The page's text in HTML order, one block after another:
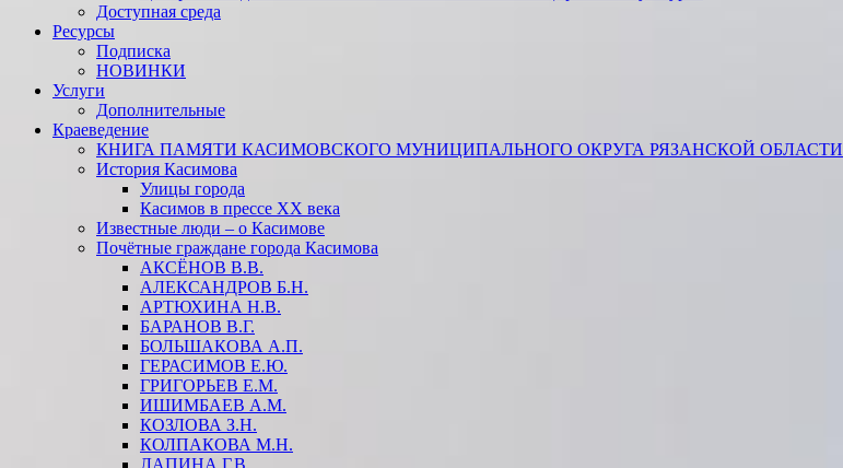
Доступная среда
Ресурсы
Подписка
НОВИНКИ
Услуги
Дополнительные
Краеведение
КНИГА ПАМЯТИ КАСИМОВСКОГО МУНИЦИПАЛЬНОГО ОКРУГА РЯЗАНСКОЙ ОБЛАСТИ
История Касимова
Улицы города
Касимов в прессе XX века
Известные люди – о Касимове
Почётные граждане города Касимова
АКСЁНОВ В.В.
АЛЕКСАНДРОВ Б.Н.
АРТЮХИНА Н.В.
БАРАНОВ В.Г.
БОЛЬШАКОВА А.П.
ГЕРАСИМОВ Е.Ю.
ГРИГОРЬЕВ Е.М.
ИШИМБАЕВ А.М.
КОЗЛОВА З.Н.
КОЛПАКОВА М.Н.
ЛАПИНА Г.В.